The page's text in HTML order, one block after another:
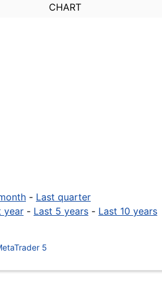
CHART
- Last quarter
year - Last 5 years - Last 10 years
5